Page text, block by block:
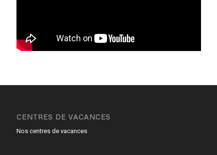
CENTRES DE VACANCES
Nos centres de vacances